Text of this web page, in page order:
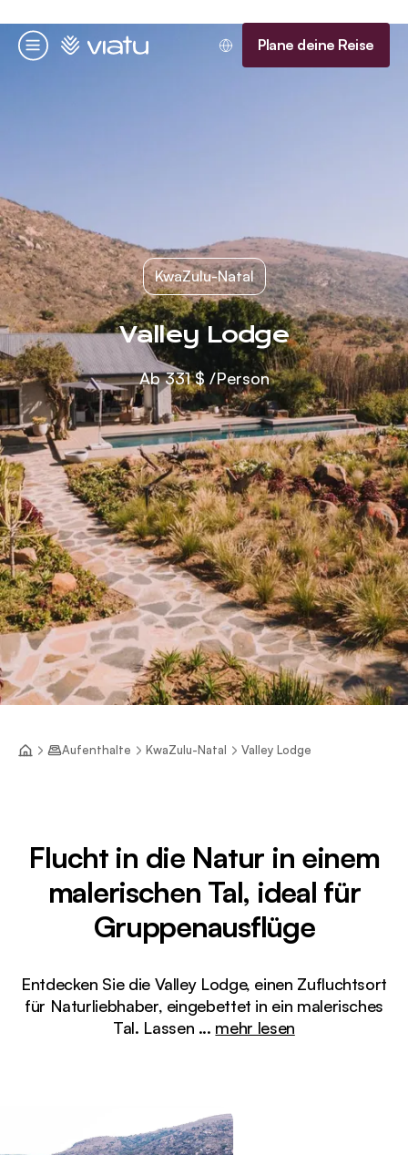
Menü
Startseite Plane deine Reise
KwaZulu-Natal
Valley Lodge
Ab331 $ /Person
Aufenthalte KwaZulu-Natal Valley Lodge
Flucht in die Natur in einem
malerischen Tal, ideal für
Gruppenausflüge
Entdecken Sie die Valley Lodge, einen Zufluchtsort
für Naturliebhaber, eingebettet in ein malerisches
Tal. Lassen ... mehr lesen